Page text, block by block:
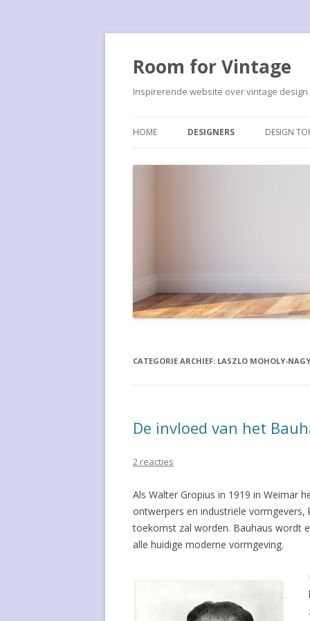
Room for Vintage
Inspirerende website over vintage design
HOME DESIGNERS
LE CORBUSIER
JEAN-LOUIS DOMECQ
POUL HENNINGSEN
HVIDT & MOLGAARD
LOUIS KALFF
DESIGN
CHAISE
GISPEN
CATEGORIE ARCHIEF: LASZLO MOHOLY-NAGY
De invloed van het
2 reacties
Als Walter Gropius in 1919 in Weimar
ontwerpers en industriële
toekomst zal worden. Bauhaus wordt
alle huidige moderne vormgeving.